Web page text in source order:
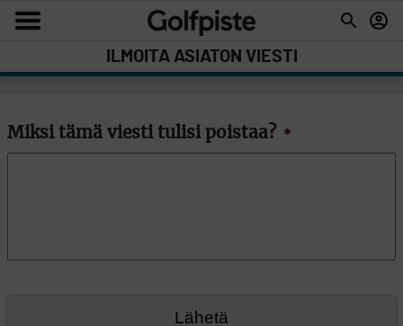
ILMOITA ASIATON VIESTI
Miksi tämä viesti tulisi poistaa? *